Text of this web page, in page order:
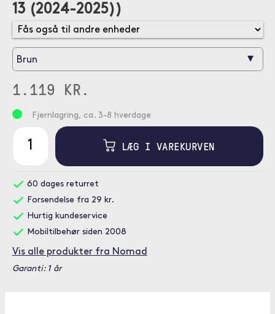
13 (2024-2025))
Brun ▾
1.119 KR.
Fjernlagring, ca. 3-8 hverdage
LÆG I VAREKURVEN
60 dages returret
Forsendelse fra 29 kr.
Hurtig kundeservice
Mobiltilbehør siden 2008
Vis alle produkter fra Nomad
Garanti: 1 år